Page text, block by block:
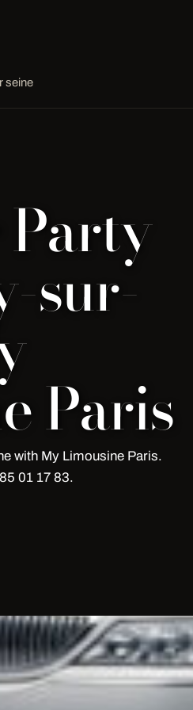
seine
sur-
Paris
with My Limousine Paris.
01 17 83.
Seine | My
Seine with My Limousine